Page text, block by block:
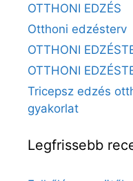
OTTHONI EDZÉS
Otthoni edzésterv
OTTHONI
OTTHONI
Tricepsz edzés
gyakorlat
Legfrissebb